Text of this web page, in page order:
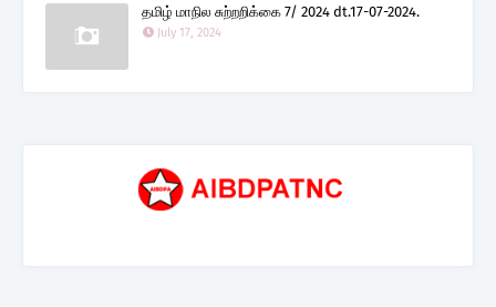
தமிழ் மாநில சுற்றறிக்கை 7/ 2024 dt.17-07-2024.
July 17, 2024